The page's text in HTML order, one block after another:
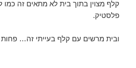
קלף מצוין בתוך בית לא מתאים זה כמו
פלסטיק.
ובית מרשים עם קלף בעייתי זה…